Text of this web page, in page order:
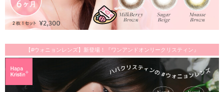
【#ウォニョンレンズ】新登場！『ワンアンドオンリークリスティン』